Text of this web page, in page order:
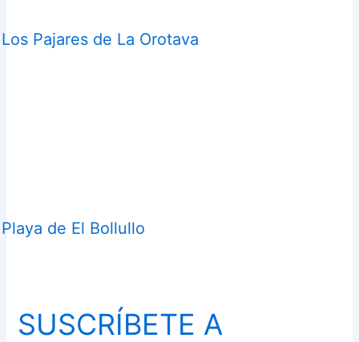
Los Pajares de La Orotava
Playa de El Bollullo
SUSCRÍBETE A